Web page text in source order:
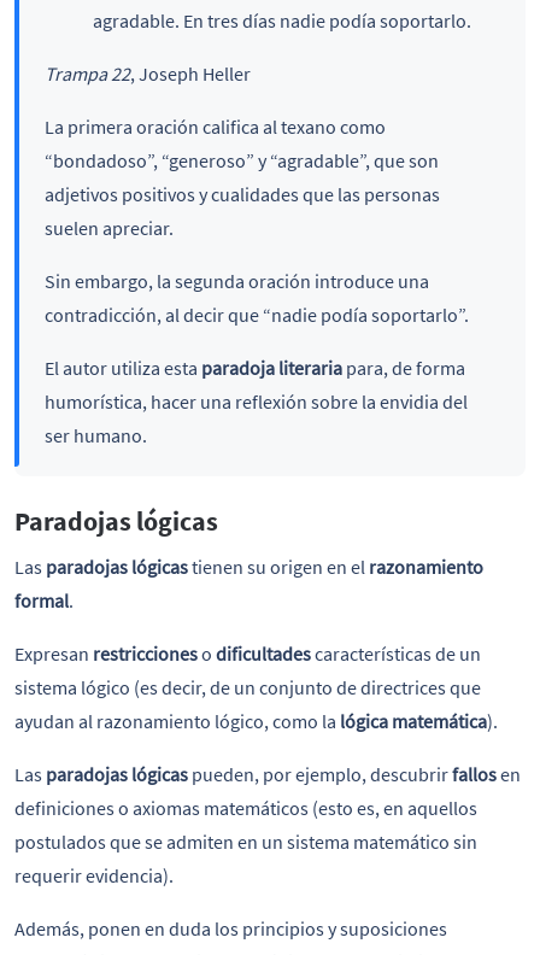
agradable. En tres días nadie podía soportarlo.
Trampa 22, Joseph Heller
La primera oración califica al texano como
“bondadoso”, “generoso” y “agradable”, que son
adjetivos positivos y cualidades que las personas
suelen apreciar.
Sin embargo, la segunda oración introduce una
contradicción, al decir que “nadie podía soportarlo”.
El autor utiliza esta paradoja literariapara, de forma
humorística, hacer una reflexión sobre la envidia del
ser humano.
Paradojas lógicas
Las paradojas lógicastienen su origen en el razonamiento
formal.
Expresan restriccioneso dificultadescaracterísticas de un
sistema lógico (es decir, de un conjunto de directrices que
ayudan al razonamiento lógico, como la lógica matemática).
Las paradojas lógicas pueden, por ejemplo, descubrirfallosen
definiciones o axiomas matemáticos (esto es, en aquellos
postulados que se admiten en un sistema matemático sin
requerir evidencia).
Además, ponen en duda los principios y suposiciones